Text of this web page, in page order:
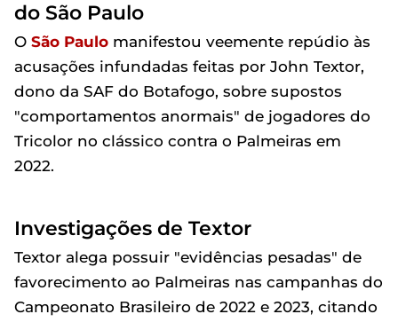
do São Paulo
O São Paulo manifestou veemente repúdio às
acusações infundadas feitas por John Textor,
dono da SAF do Botafogo, sobre supostos
"comportamentos anormais" de jogadores do
Tricolor no clássico contra o Palmeiras em
2022.
Investigações de Textor
Textor alega possuir "evidências pesadas" de
favorecimento ao Palmeiras nas campanhas do
Campeonato Brasileiro de 2022 e 2023, citando